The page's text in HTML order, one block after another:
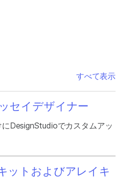
すべて表示
セイデザイナー
DesignStudioでカスタムアッ
ットおよびアレイキ